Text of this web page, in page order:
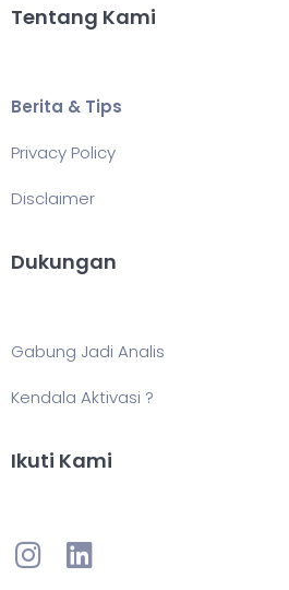
Tentang Kami
Berita & Tips
Privacy Policy
Disclaimer
Dukungan
Gabung Jadi Analis
Kendala Aktivasi ?
Ikuti Kami